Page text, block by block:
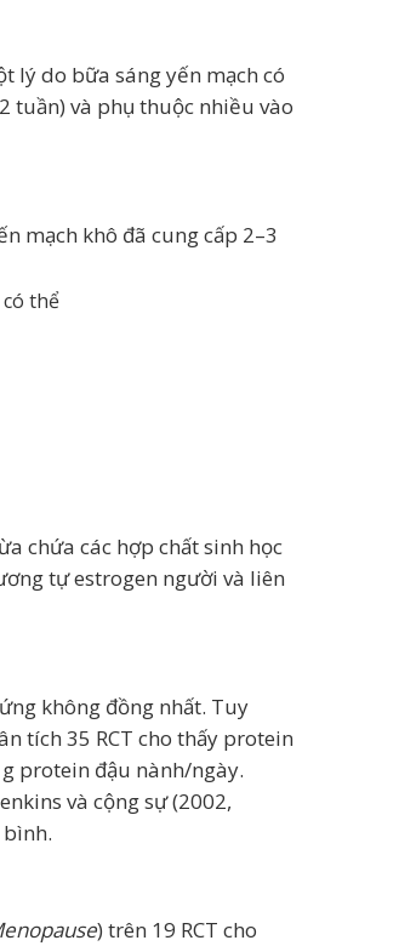
lý do bữa sáng yến mạch có
tuần) và phụ thuộc nhiều vào
mạch khô đã cung cấp 2–3
thể
chứa các hợp chất sinh học
tự estrogen người và liên
không đồng nhất. Tuy
tích 35 RCT cho thấy protein
protein đậu nành/ngày.
và cộng sự (2002,
) trên 19 RCT cho